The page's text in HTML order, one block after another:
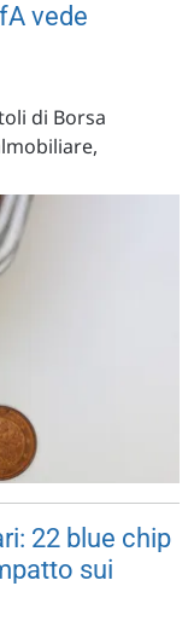
vede
di Borsa
22 blue chip
sui